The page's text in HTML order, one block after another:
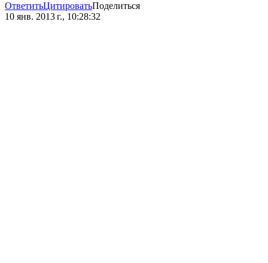
ОтветитьЦитироватьПоделиться
10 янв. 2013 г., 10:28:32